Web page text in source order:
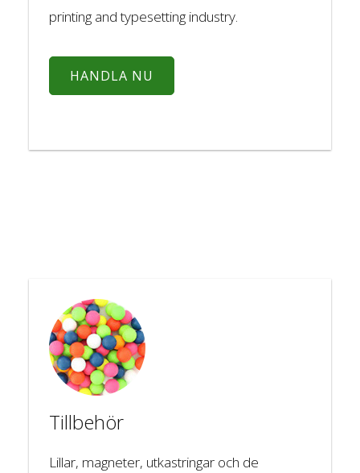
printing and typesetting industry.
HANDLA NU
Tillbehör
Lillar, magneter, utkastringar och de